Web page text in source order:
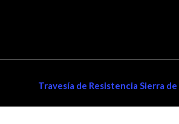
Travesía de Resistencia Sierra